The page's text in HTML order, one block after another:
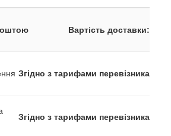
Вартість доставки:
Згідно з тарифами перевізника
Згідно з тарифами перевізника